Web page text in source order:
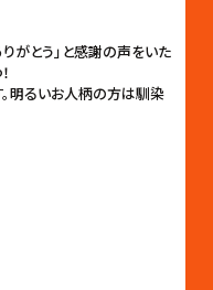
がとう」と感謝の声をいた
明るいお人柄の方は馴染